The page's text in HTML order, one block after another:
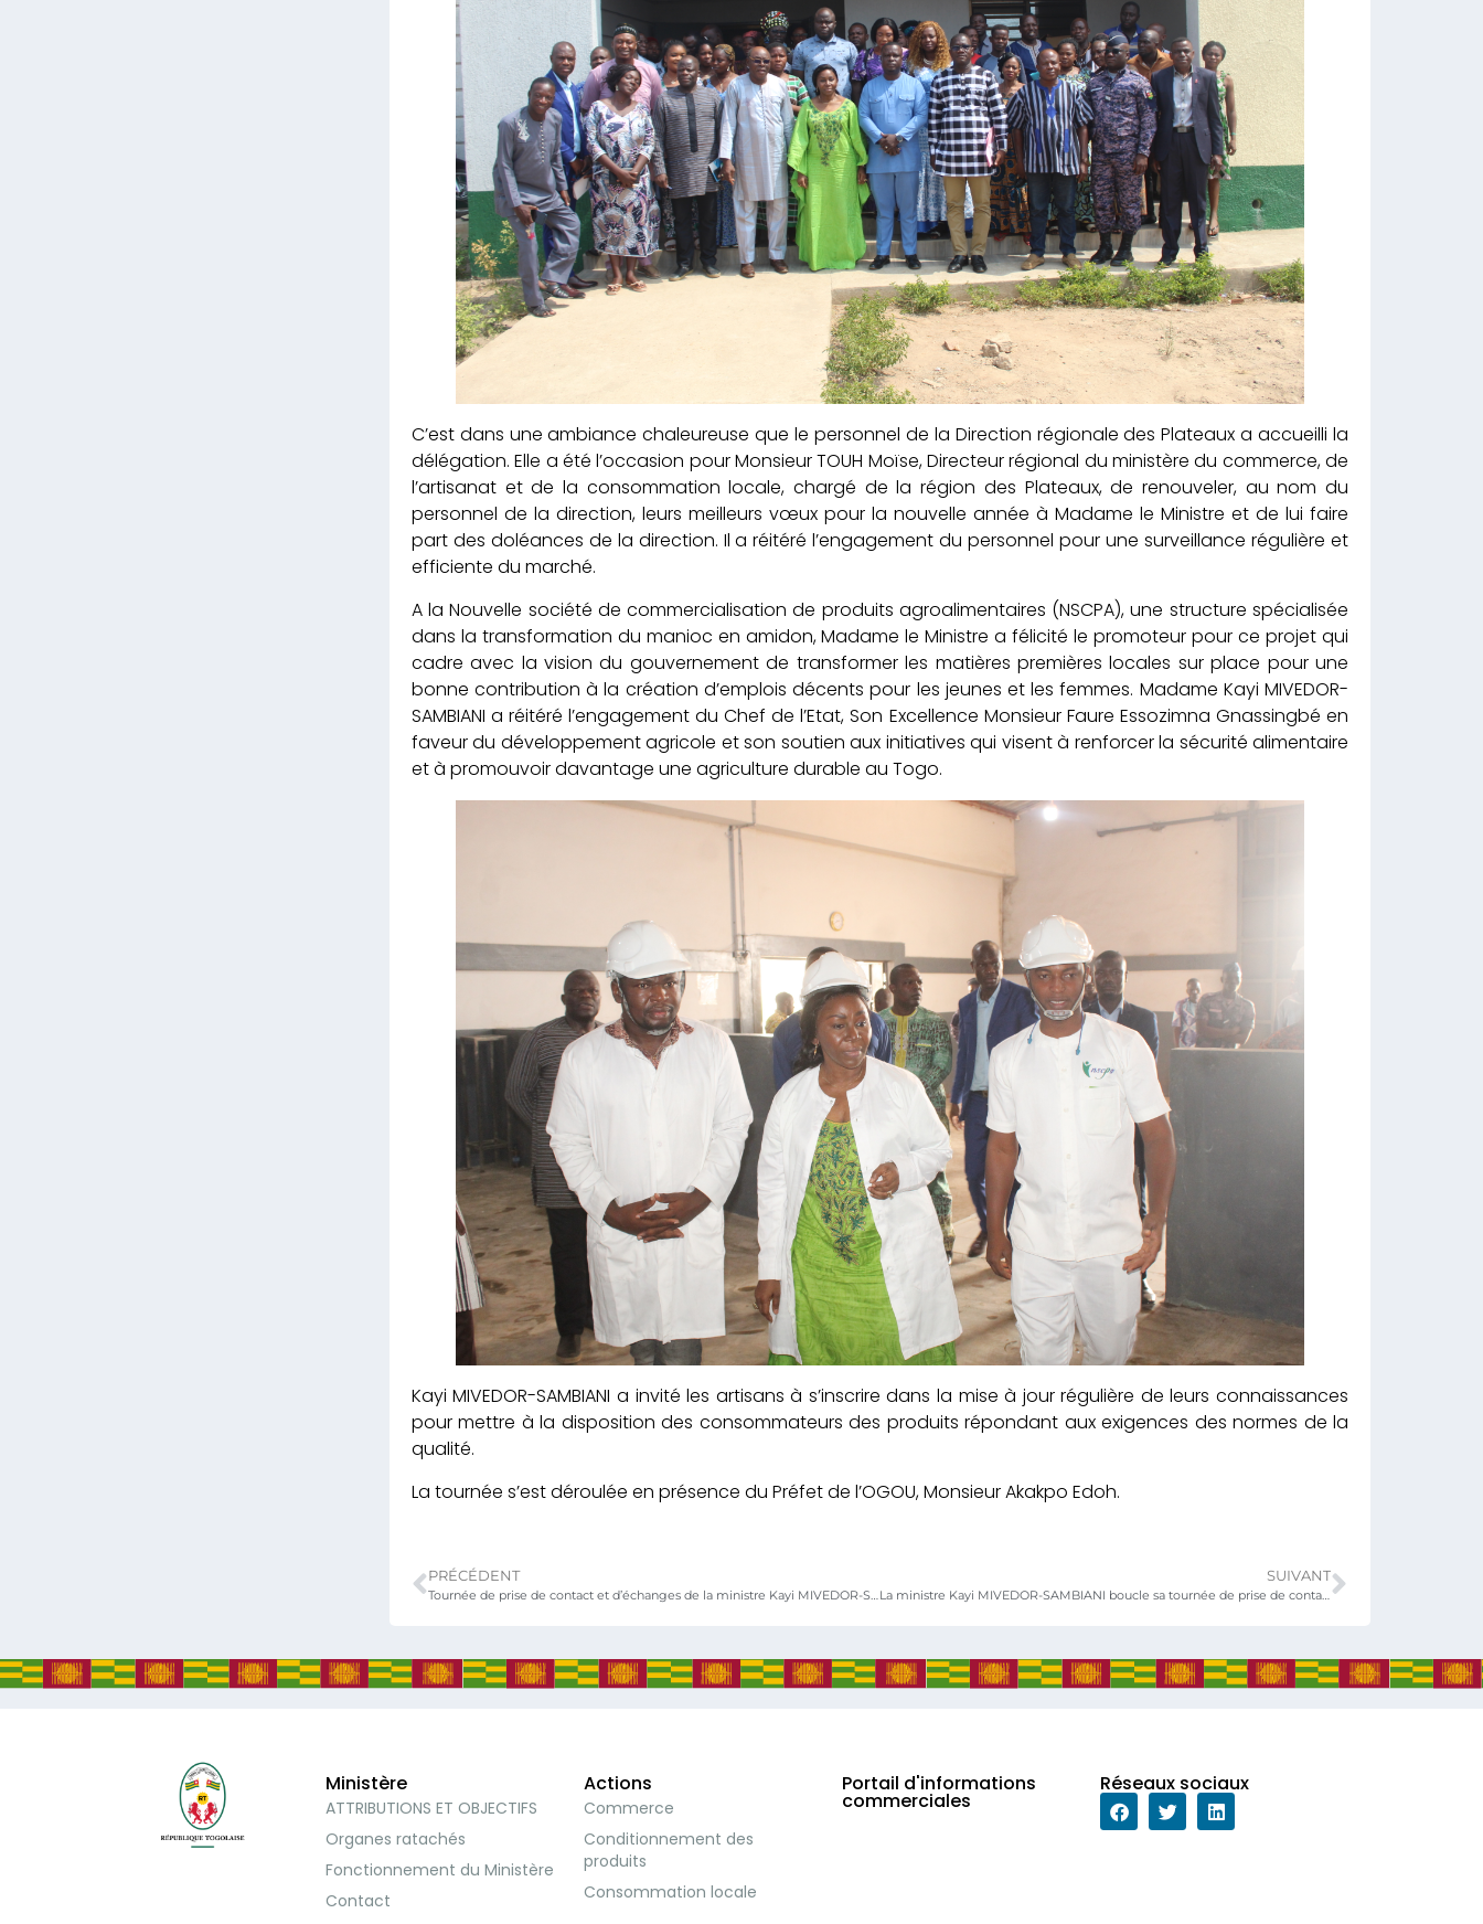
C’est dans une ambiance chaleureuse que le personnel de la Direction régionale des Plateaux a accueilli la
délégation. Elle a été l’occasion pour Monsieur TOUH Moïse, Directeur régional du ministère du commerce, de
l’artisanat et de la consommation locale, chargé de la région des Plateaux, de renouveler, au nom du
personnel de la direction, leurs meilleurs vœux pour la nouvelle année à Madame le Ministre et de lui faire
part des doléances de la direction. Il a réitéré l’engagement du personnel pour une surveillance régulière et
efficiente du marché.
A la Nouvelle société de commercialisation de produits agroalimentaires (NSCPA), une structure spécialisée
dans la transformation du manioc en amidon, Madame le Ministre a félicité le promoteur pour ce projet qui
cadre avec la vision du gouvernement de transformer les matières premières locales sur place pour une
bonne contribution à la création d’emplois décents pour les jeunes et les femmes. Madame Kayi MIVEDOR-
SAMBIANI a réitéré l’engagement du Chef de l’Etat, Son Excellence Monsieur Faure Essozimna Gnassingbé en
faveur du développement agricole et son soutien aux initiatives qui visent à renforcer la sécurité alimentaire
et à promouvoir davantage une agriculture durable au Togo.
Kayi MIVEDOR-SAMBIANI a invité les artisans à s’inscrire dans la mise à jour régulière de leurs connaissances
pour mettre à la disposition des consommateurs des produits répondant aux exigences des normes de la
qualité.
La tournée s’est déroulée en présence du Préfet de l’OGOU, Monsieur Akakpo Edoh.
PRÉCÉDENT
Tournée de prise de contact et d’échanges de la ministre Kayi MIVEDOR-SAMBIANI avec les services déconcentrés du ministère du commerce, de l’artisanat et de la consommation locale
SUIVANT
La ministre Kayi MIVEDOR-SAMBIANI boucle sa tournée de prise de contact avec ses services déconcentrés à Sokodé
Ministère
ATTRIBUTIONS ET OBJECTIFS
Organes ratachés
Fonctionnement du Ministère
Contact
Actions
Commerce
Conditionnement des
produits
Consommation locale
Portail d'informations
commerciales
Réseaux sociaux